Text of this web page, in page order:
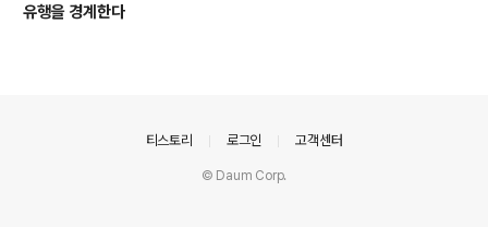
유행을 경계한다
티스토리 로그인 고객센터
© Daum Corp.